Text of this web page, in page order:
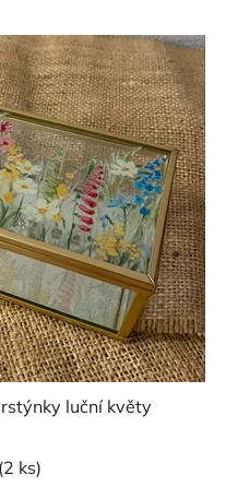
luční květy
(2 ks)